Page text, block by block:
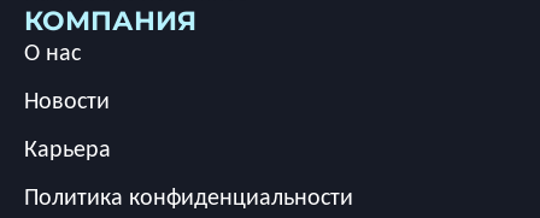
КОМПАНИЯ
О нас
Новости
Карьера
Политика конфиденциальности